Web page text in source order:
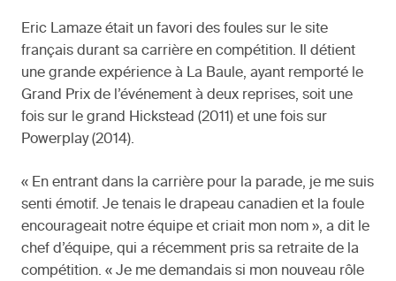
Eric Lamaze était un favori des foules sur le site
français durant sa carrière en compétition. Il détient
une grande expérience à La Baule, ayant remporté le
Grand Prix de l’événement à deux reprises, soit une
fois sur le grand Hickstead (2011) et une fois sur
Powerplay (2014).
« En entrant dans la carrière pour la parade, je me suis
senti émotif. Je tenais le drapeau canadien et la foule
encourageait notre équipe et criait mon nom », a dit le
chef d’équipe, qui a récemment pris sa retraite de la
compétition. « Je me demandais si mon nouveau rôle